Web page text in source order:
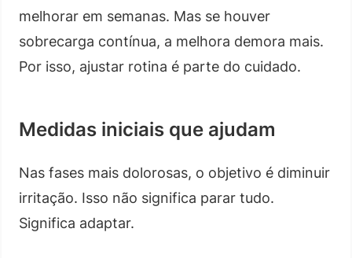
melhorar em semanas. Mas se houver
sobrecarga contínua, a melhora demora mais.
Por isso, ajustar rotina é parte do cuidado.
Medidas iniciais que ajudam
Nas fases mais dolorosas, o objetivo é diminuir
irritação. Isso não significa parar tudo.
Significa adaptar.